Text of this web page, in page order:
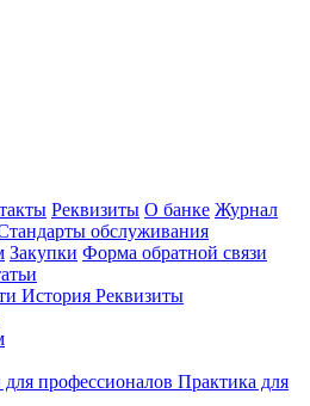
Реквизиты О банке Журнал
обслуживания
Закупки Форма обратной связи
История Реквизиты
профессионалов Практика для